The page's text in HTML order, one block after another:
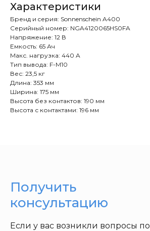
Характеристики
Бренд и cерия: Sonnenschein A400
Серийный номер: NGA4120065HS0FA
Напряжение: 12 В
Емкость: 65 Ач
Макс. нагрузка: 440 A
Тип вывода: F-M10
Вес: 23,5 кг
Длина: 353 мм
Ширина: 175 мм
Высота без контактов: 190 мм
Высота с контактами: 196 мм
Если у вас возникли вопросы по
Получить
консультацию